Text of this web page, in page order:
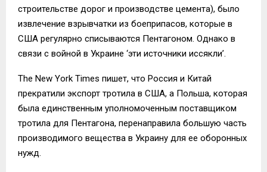
строительстве дорог и производстве цемента), было
извлечение взрывчатки из боеприпасов, которые в
США регулярно списываются Пентагоном. Однако в
связи с войной в Украине ‘эти источники иссякли’.
The New York Times пишет, что Россия и Китай
прекратили экспорт тротила в США, а Польша, которая
была единственным уполномоченным поставщиком
тротила для Пентагона, перенаправила большую часть
производимого вещества в Украину для ее оборонных
нужд.